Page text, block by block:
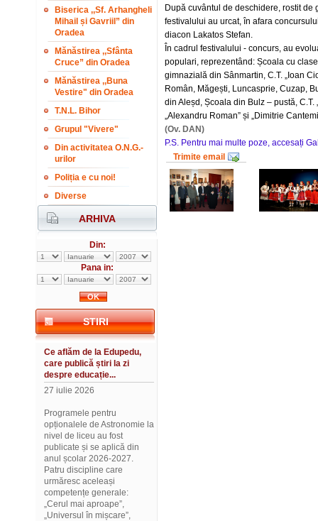
Biserica ,,Sf. Arhangheli
Mihail și Gavriil” din
Oradea
Mănăstirea ,,Sfânta
Cruce” din Oradea
Mănăstirea ,,Buna
Vestire" din Oradea
T.N.L. Bihor
Grupul "Vivere"
Din activitatea O.N.G.-
urilor
Poliția e cu noi!
Diverse
ARHIVA
Din:
Pana in:
STIRI
Ce aflăm de la Edupedu,
care publică știri la zi
despre educație...
27 iulie 2026
Programele pentru
opționalele de Astronomie la
nivel de liceu au fost
publicate și se aplică din
anul școlar 2026-2027.
Patru discipline care
urmăresc aceleași
competențe generale:
„Cerul mai aproape”,
„Universul în mișcare”,
După cuvântul de deschidere, rostit de
festivalului au urcat, în afara
diacon Lakatos Stefan.
În cadrul festivalului - concurs, au
populari, reprezentând: Școala cu
gimnazială din Sânmartin, C.T. „Ioan
Român, Măgești, Luncasprie, Cuzap,
din Aleșd, Școala din Bulz – pustă,
„Alexandru Roman” și „Dimitrie
(Ov. DAN)
P.S. Pentru mai multe poze, accesați
Trimite email